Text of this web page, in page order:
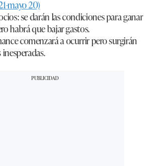
mayo 20)
se darán las condiciones para ganar
habrá que bajar gastos.
comenzará a ocurrir pero surgirán